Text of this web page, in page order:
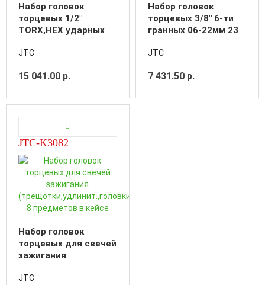
Набор головок
торцевых 1/2"
TORX,HEX ударных
кейсе
JTC
15 041.00 р.
Набор головок
торцевых 3/8" 6-ти
гранных 06-22мм 23
JTC
7 431.50 р.
JTC-K3082
Набор головок
торцевых для свечей
зажигания
8 предметов в кейсе
JTC